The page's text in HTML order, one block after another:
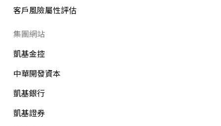
客戶風險屬性評估
集團網站
凱基金控
中華開發資本
凱基銀行
凱基證券